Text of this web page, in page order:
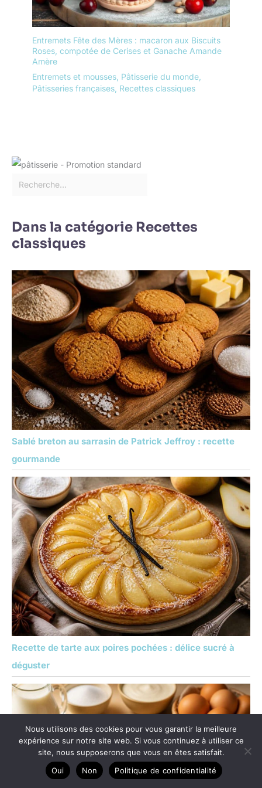
qui se replie facilement.
FACILE À NETTOYER ET
À RANGER - Pour
désinfecter ce
1presentoir aperitif, il est
avec de l'eau chaude
savonneuse. Une fois
25,5 x 41 cm.
Entremets Fête des Mères : macaron aux Biscuits
Roses, compotée de Cerises et Ganache Amande
Amère
Entremets et mousses Pâtisserie du monde
Pâtisseries françaises Recettes classiques
Dans la catégorie Recettes
classiques
Sablé breton au sarrasin de Patrick Jeffroy : recette
gourmande
Recette de tarte aux poires pochées : délice sucré à
déguster
Nous utilisons des cookies pour vous garantir la meilleure
expérience sur notre site web. Si vous continuez à utiliser ce
site, nous supposerons que vous en êtes satisfait.
Oui
Non Politique de confidentialité